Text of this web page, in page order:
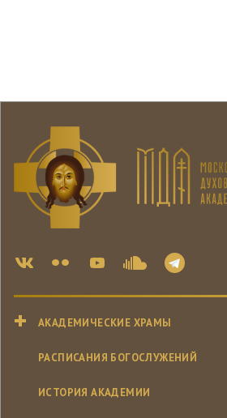
АКАДЕМИЧЕСКИЕ ХРАМЫ
РАСПИСАНИЯ БОГОСЛУЖЕНИЙ
ИСТОРИЯ АКАДЕМИИ